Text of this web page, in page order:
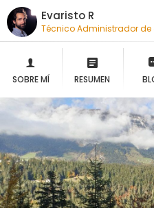
Evaristo R
Técnico Administrador de
SOBRE MÍ RESUMEN